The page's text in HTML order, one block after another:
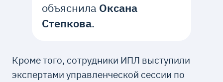
объяснила Оксана
Степкова.
Кроме того, сотрудники ИПЛ выступили
экспертами управленческой сессии по